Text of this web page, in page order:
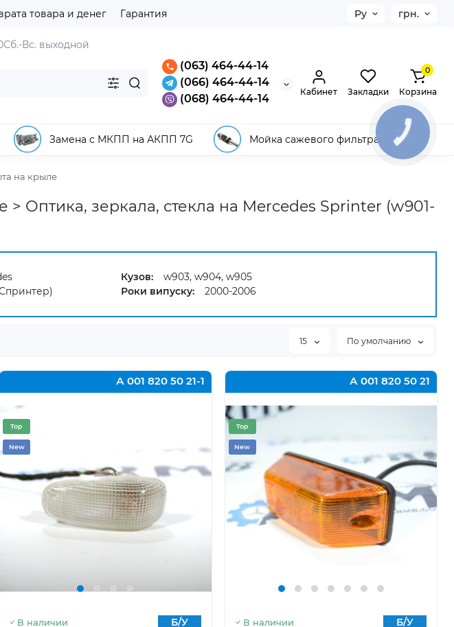
товара и денег Гарантия Ру грн.
Сб.-Вс. выходной
(063) 464-44-14
(066) 464-44-14
(068) 464-44-14
Кабинет Закладки
0
Корзина
Замена с МКПП на АКПП 7G Мойка сажевого фильтра
на крыле
> Оптика, зеркала, стекла на Mercedes Sprinter (w901-
Кузов:
w903, w904, w905
Роки випуску: 2000-2006
15 По умолчанию
А 001 820 50 21-1
Top
New
В наличии Б/У
А 001 820 50 21
Top
New
В наличии Б/У
КНОПКА
ЗВ'ЯЗКУ